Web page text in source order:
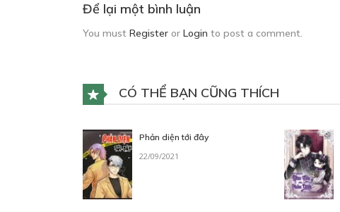
Để lại một bình luận
You must Register or Login to post a comment.
CÓ THỂ BẠN CŨNG THÍCH
Phản diện tới đây
22/09/2021